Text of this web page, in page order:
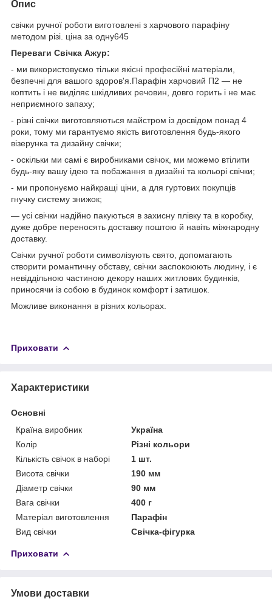
Опис
свічки ручної роботи виготовлені з харчового парафіну
методом різі. ціна за одну645
Переваги Свічка Ажур:
- ми використовуємо тільки якісні професійні матеріали,
безпечні для вашого здоров'я.Парафін харчовий П2 — не
коптить і не виділяє шкідливих речовин, довго горить і не має
неприємного запаху;
- різні свічки виготовляються майстром із досвідом понад 4
роки, тому ми гарантуємо якість виготовлення будь-якого
візерунка та дизайну свічки;
- оскільки ми самі є виробниками свічок, ми можемо втілити
будь-яку вашу ідею та побажання в дизайні та кольорі свічки;
- ми пропонуємо найкращі ціни, а для гуртових покупців
гнучку систему знижок;
— усі свічки надійно пакуються в захисну плівку та в коробку,
дуже добре переносять доставку поштою й навіть міжнародну
доставку.
Свічки ручної роботи символізують свято, допомагають
створити романтичну обставу, свічки заспокоюють людину, і є
невіддільною частиною декору наших житлових будинків,
приносячи із собою в будинок комфорт і затишок.
Можливе виконання в різних кольорах.
Приховати
Характеристики
Основні
Країна виробник
Україна
Колір
Різні кольори
Кількість свічок в наборі
1 шт.
Висота свічки
190 мм
Діаметр свічки
90 мм
Вага свічки
400 г
Матеріал виготовлення
Парафін
Вид свічки
Свічка-фігурка
Приховати
Умови доставки